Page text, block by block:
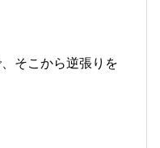
そこから逆張りを